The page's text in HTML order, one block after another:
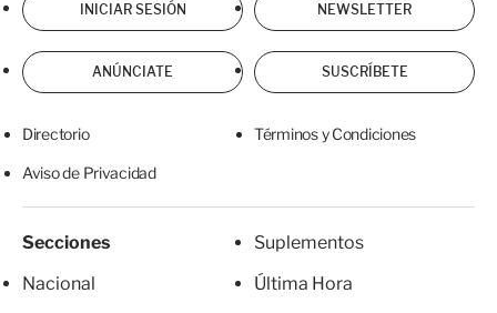
INICIAR SESIÓN NEWSLETTER
ANÚNCIATE SUSCRÍBETE
Directorio Términos y Condiciones
Aviso de Privacidad
Secciones
Nacional
Suplementos
Última Hora